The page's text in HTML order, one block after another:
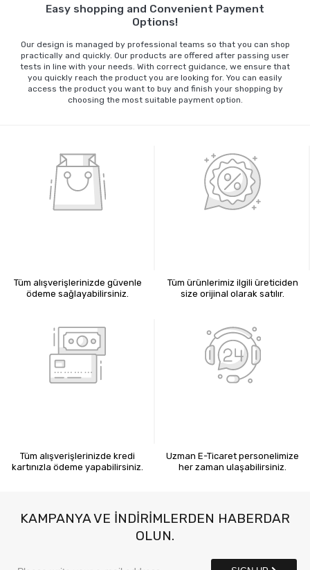
Easy shopping and Convenient Payment
Options!
Our design is managed by professional teams so that you can shop
practically and quickly. Our products are offered after passing user
tests in line with your needs. With correct guidance, we ensure that
you quickly reach the product you are looking for. You can easily
access the product you want to buy and finish your shopping by
choosing the most suitable payment option.
Tüm alışverişlerinizde güvenle
ödeme sağlayabilirsiniz.
Tüm ürünlerimiz ilgili üreticiden
size orijinal olarak satılır.
Tüm alışverişlerinizde kredi
kartınızla ödeme yapabilirsiniz.
Uzman E-Ticaret personelimize
her zaman ulaşabilirsiniz.
KAMPANYA VE INDIRIMLERDEN HABERDAR
OLUN.